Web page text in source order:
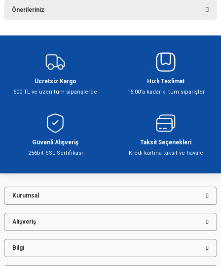
Önerileriniz
Görüş ve önerileriniz için teşekkür ederiz.
Ürün resmi kalitesiz, bozuk veya görüntülenemiyor.
Ürün bilgilerinde hatalar bulunuyor.
Ürün fiyatı diğer sitelerden daha pahalı.
Bu ürüne benzer farklı alternatifler olmalı.
Gönder
Ücretsiz Kargo
500 TL ve üzeri tüm siparişlerde
Hızlı Teslimat
16:00’a kadar ki tüm siparişler
Güvenli Alışveriş
256bit SSL Sertifikası
Taksit Seçenekleri
Kredi kartına taksit ve havale
Kurumsal
Alışveriş
Bilgi